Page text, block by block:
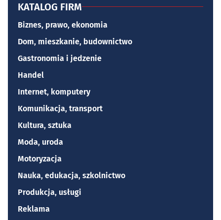
KATALOG FIRM
Biznes, prawo, ekonomia
Dom, mieszkanie, budownictwo
Gastronomia i jedzenie
Handel
Internet, komputery
Komunikacja, transport
Kultura, sztuka
Moda, uroda
Motoryzacja
Nauka, edukacja, szkolnictwo
Produkcja, usługi
Reklama